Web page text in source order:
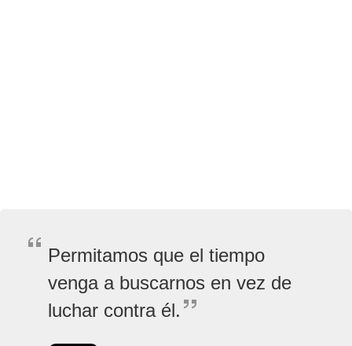
Permitamos que el tiempo
venga a buscarnos en vez de
luchar contra él.